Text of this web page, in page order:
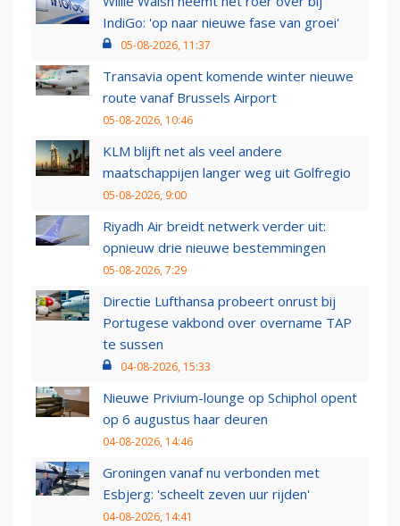
IndiGo: 'op naar nieuwe fase van groei'
05-08-2026, 11:37
Transavia opent komende winter nieuwe
route vanaf Brussels Airport
05-08-2026, 10:46
KLM blijft net als veel andere
maatschappijen langer weg uit Golfregio
05-08-2026, 9:00
Riyadh Air breidt netwerk verder uit:
opnieuw drie nieuwe bestemmingen
05-08-2026, 7:29
Directie Lufthansa probeert onrust bij
Portugese vakbond over overname TAP
te sussen
04-08-2026, 15:33
Nieuwe Privium-lounge op Schiphol opent
op 6 augustus haar deuren
04-08-2026, 14:46
Groningen vanaf nu verbonden met
Esbjerg: 'scheelt zeven uur rijden'
04-08-2026, 14:41